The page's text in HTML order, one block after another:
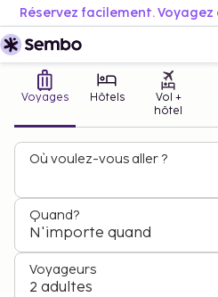
Voyages Hôtels
Vol +
hôtel
Où voulez-vous aller ?
Quand?
N'importe quand
Voyageurs
2 adultes